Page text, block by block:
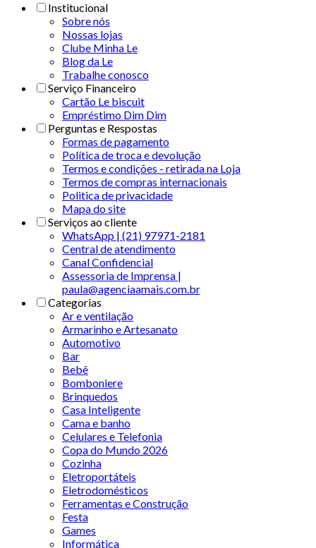
Institucional
Sobre nós
Nossas lojas
Clube Minha Le
Blog da Le
Trabalhe conosco
Serviço Financeiro
Cartão Le biscuit
Empréstimo Dim Dim
Perguntas e Respostas
Formas de pagamento
Política de troca e devolução
Termos e condições - retirada na Loja
Termos de compras internacionais
Politica de privacidade
Mapa do site
Serviços ao cliente
WhatsApp | (21) 97971-2181
Central de atendimento
Canal Confidencial
Assessoria de Imprensa |
paula@agenciaamais.com.br
Categorias
Ar e ventilação
Armarinho e Artesanato
Automotivo
Bar
Bebê
Bomboniere
Brinquedos
Casa Inteligente
Cama e banho
Celulares e Telefonia
Copa do Mundo 2026
Cozinha
Eletroportáteis
Eletrodomésticos
Ferramentas e Construção
Festa
Games
Informática